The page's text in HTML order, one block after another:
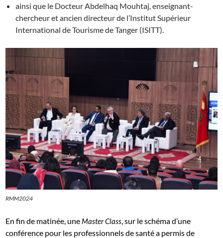
ainsi que le Docteur Abdelhaq Mouhtaj, enseignant-
chercheur et ancien directeur de l’Institut Supérieur
International de Tourisme de Tanger (ISITT).
RMM2024
En fin de matinée, une Master Class , sur le schéma d’une
conférence pour les professionnels de santé a permis de